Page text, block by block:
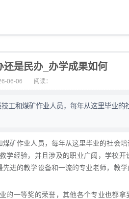
还是民办_办学成果如何
06-06 阅读：
工和煤矿作业人员，每年从这里毕业的
矿作业人员，每年从这里毕业的社会
学经验，并且涉及的职业广阔，学校开
进的教学设备和一流的专业老师，教
一等奖的荣誉，其他各个专业也都拿